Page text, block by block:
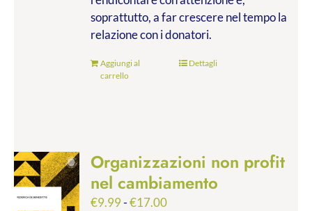
soprattutto, a far crescere nel tempo la
relazione con i donatori.
Aggiungi al
carrello
Dettagli
Organizzazioni non profit
nel cambiamento
€9.99-€17.00Fascia